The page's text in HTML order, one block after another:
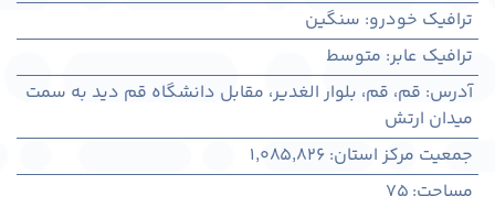
ترافیک خودرو: سنگین
ترافیک عابر: متوسط
آدرس: قم، قم، بلوار الغدير، مقابل دانشگاه قم ديد به سمت
میدان ارتش
جمعیت مرکز استان:
1,085,826
مساحت:
75